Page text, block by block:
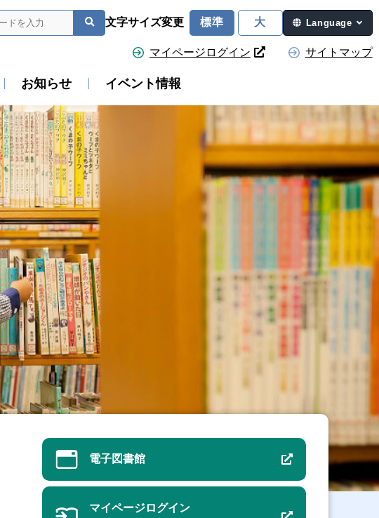
文字サイズ変更 標準 大 Language
マイページログイン サイトマップ
お知らせ イベント情報
電子図書館
マイページログイン